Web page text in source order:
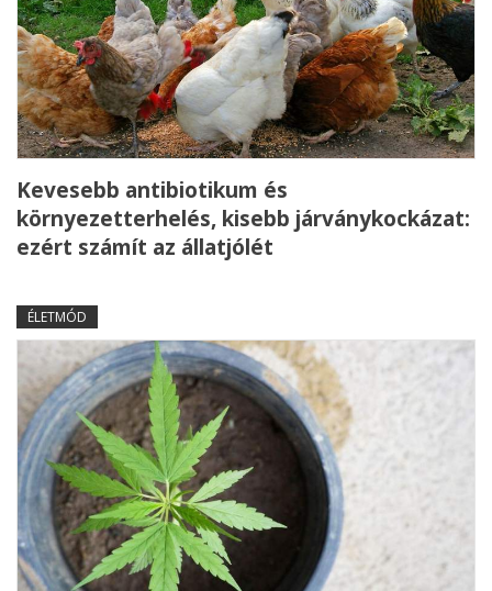
Kevesebb antibiotikum és
környezetterhelés, kisebb járványkockázat:
ezért számít az állatjólét
ÉLETMÓD